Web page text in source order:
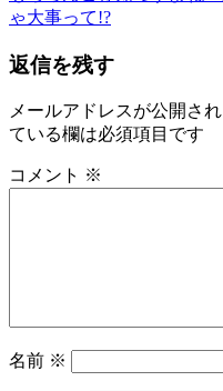
稿
ナ
ビ
ゲ
ー
の
事:
ゃ大事って!?
返信を残す
メールアドレスが公開さ
ている欄は必須項目です
コメント ※
名前 ※